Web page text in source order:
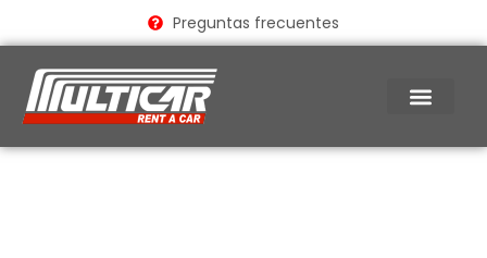
Preguntas frecuentes